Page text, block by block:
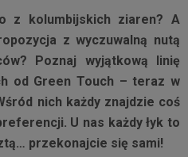
z kolumbijskich ziaren? A
z wyczuwalną nutą
Poznaj wyjątkową linię
od Green Touch – teraz w
nich każdy znajdzie coś
U nas każdy łyk to
przekonajcie się sami!